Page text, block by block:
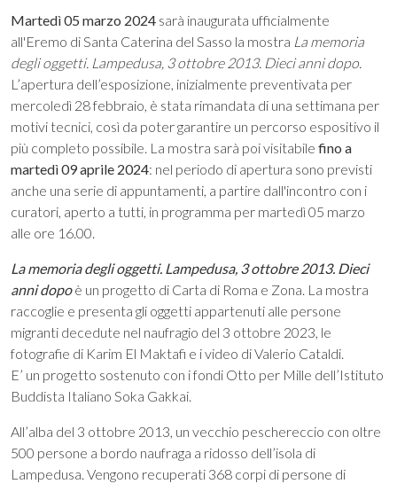
Martedì 05 marzo 2024 sarà inaugurata ufficialmente
all'Eremo di Santa Caterina del Sasso la mostra La memoria
degli oggetti. Lampedusa, 3 ottobre 2013. Dieci anni dopo.
L’apertura dell’esposizione, inizialmente preventivata per
mercoledì 28 febbraio, è stata rimandata di una settimana per
motivi tecnici, così da poter garantire un percorso espositivo il
più completo possibile. La mostra sarà poi visitabile fino a
martedì 09 aprile 2024: nel periodo di apertura sono previsti
anche una serie di appuntamenti, a partire dall'incontro con i
curatori, aperto a tutti, in programma per martedì 05 marzo
alle ore 16.00.
La memoria degli oggetti. Lampedusa, 3 ottobre 2013. Dieci
anni dopoè un progetto di Carta di Roma e Zona. La mostra
raccoglie e presenta gli oggetti appartenuti alle persone
migranti decedute nel naufragio del 3 ottobre 2023, le
fotografie di Karim El Maktafi e i video di Valerio Cataldi.
E’ un progetto sostenuto con i fondi Otto per Mille dell’Istituto
Buddista Italiano Soka Gakkai.
All’alba del 3 ottobre 2013, un vecchio peschereccio con oltre
500 persone a bordo naufraga a ridosso dell’isola di
Lampedusa. Vengono recuperati 368 corpi di persone di